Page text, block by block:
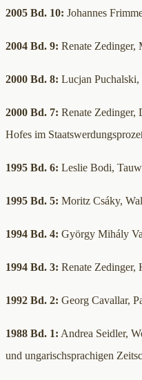
2005 Bd. 10: Johannes
2004 Bd. 9: Renate Zedinger,
2000 Bd. 8: Lucjan Puchalski,
2000 Bd. 7: Renate Zedinger,
Hofes im
1995 Bd. 6: Leslie Bodi,
1995 Bd. 5: Moritz Csáky,
1994 Bd. 4: György Mihály
1994 Bd. 3: Renate Zedinger,
1992 Bd. 2: Georg Cavallar,
1988 Bd. 1: Andrea Seidler,
und ungarischsprachigen